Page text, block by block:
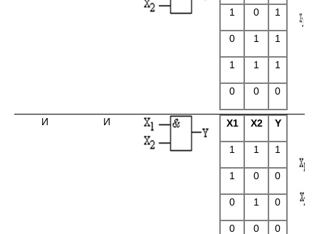
1 0 1
0 1 1
1 1 1
0 0 0
И И X1 X2 Y
1 1 1
1 0 0
0 1 0
0 0 0